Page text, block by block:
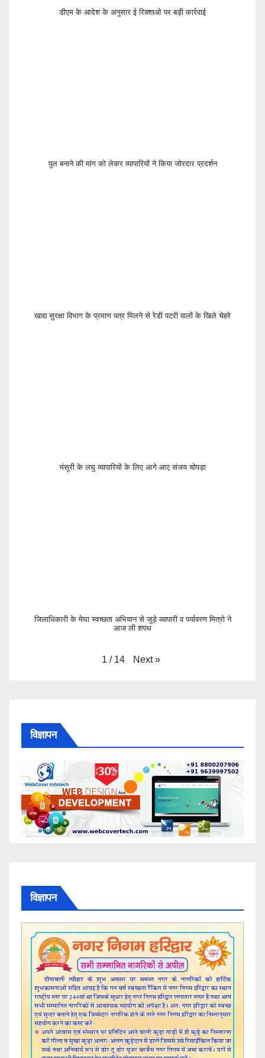
डीएम के आदेश के अनुसार ई रिक्शाओ पर बड़ी कार्रवाई
पुल बनाने की मांग को लेकर व्यापारियों ने किया जोरदार प्रदर्शन
खाद्य सुरक्षा विभाग के प्रमाण पत्र मिलने से रेडी पटरी वालों के खिले चेहरे
मंसूरी के लघु व्यापारियों के लिए आगे आए संजय चोपड़ा
जिलाधिकारी के मेघा स्वच्छता अभियान से जुड़े व्यापारी व पर्यावरण मित्रो ने
आज ली शपथ
1 / 14 Next »
विज्ञापन
विज्ञापन